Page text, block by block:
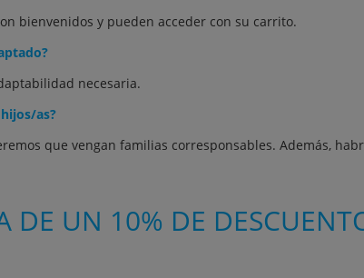
bienvenidos y pueden acceder con su carrito.
necesaria.
as?
que vengan familias corresponsables. Además,
DE UN 10% DE